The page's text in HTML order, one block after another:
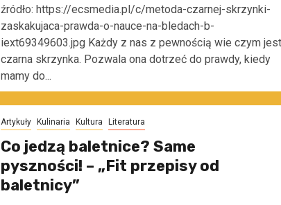
źródło: https://ecsmedia.pl/c/metoda-czarnej-skrzynki-
zaskakujaca-prawda-o-nauce-na-bledach-b-
iext69349603.jpg Każdy z nas z pewnością wie czym jest
czarna skrzynka. Pozwala ona dotrzeć do prawdy, kiedy
mamy do...
Artykuły Kulinaria Kultura Literatura
Co jedzą baletnice? Same
pyszności! – „Fit przepisy od
baletnicy”